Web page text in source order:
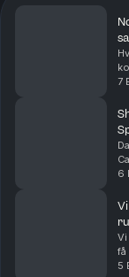
7
6
få
5